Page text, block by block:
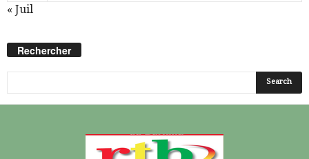
« Juil
Rechercher